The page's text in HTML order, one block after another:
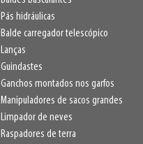
Pás hidráulicas
Balde carregador telescópico
Lanças
Guindastes
Ganchos montados nos garfos
Manipuladores de sacos grandes
Limpador de neves
Raspadores de terra